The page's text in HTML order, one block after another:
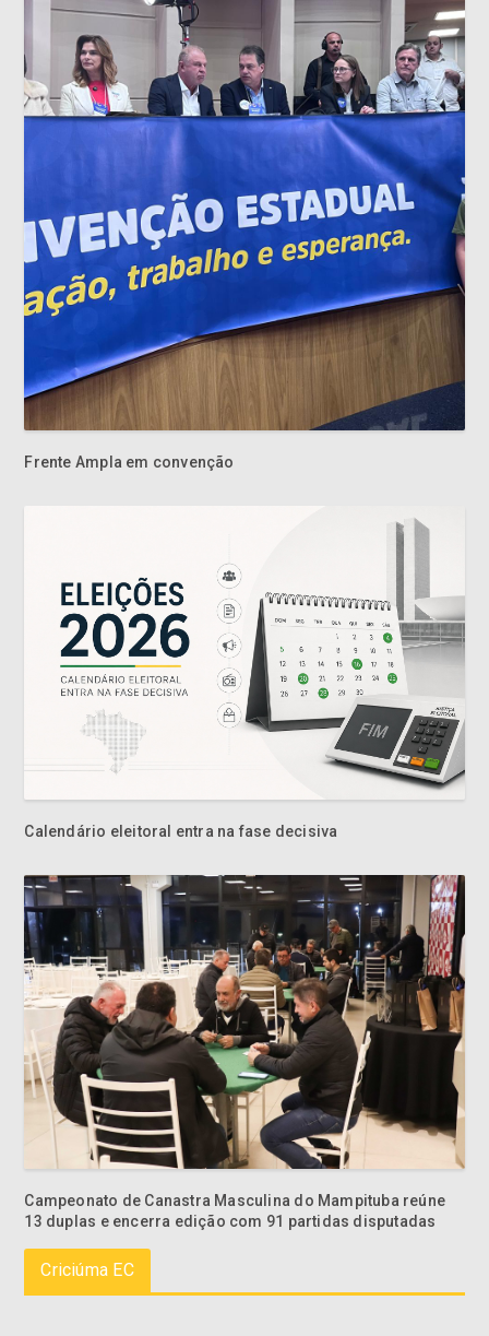
Frente Ampla em convenção
Calendário eleitoral entra na fase decisiva
Campeonato de Canastra Masculina do Mampituba reúne
13 duplas e encerra edição com 91 partidas disputadas
Criciúma EC